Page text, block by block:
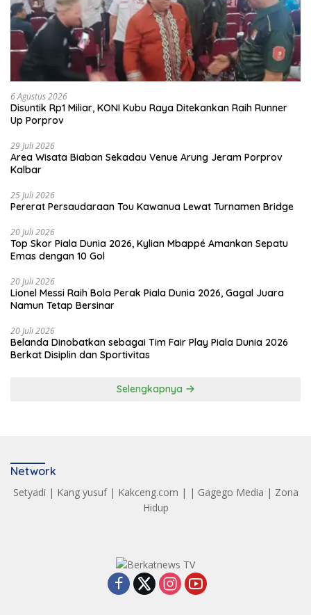
6 Agustus 2026
Disuntik Rp1 Miliar, KONI Kubu Raya Ditekankan Raih Runner
Up Porprov
29 Juli 2026
Area Wisata Biaban Sekadau Venue Arung Jeram Porprov
Kalbar
25 Juli 2026
Pererat Persaudaraan Tou Kawanua Lewat Turnamen Bridge
20 Juli 2026
Top Skor Piala Dunia 2026, Kylian Mbappé Amankan Sepatu
Emas dengan 10 Gol
20 Juli 2026
Lionel Messi Raih Bola Perak Piala Dunia 2026, Gagal Juara
Namun Tetap Bersinar
20 Juli 2026
Belanda Dinobatkan sebagai Tim Fair Play Piala Dunia 2026
Berkat Disiplin dan Sportivitas
Selengkapnya
Network
Setyadi | Kang yusuf| Kakceng.com | | Gagego Media | Zona
Hidup